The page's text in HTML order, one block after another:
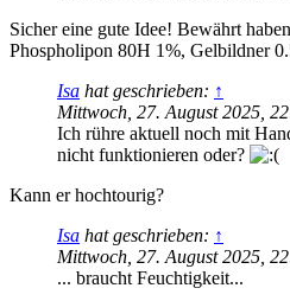
Sicher eine gute Idee! Bewährt
Phospholipon 80H 1%, Gelbildner
Isa hat geschrieben: ↑
Mittwoch, 27. August 2025,
Ich rühre aktuell noch mit
nicht funktionieren oder?
Kann er hochtourig?
Isa hat geschrieben: ↑
Mittwoch, 27. August 2025,
... braucht Feuchtigkeit...